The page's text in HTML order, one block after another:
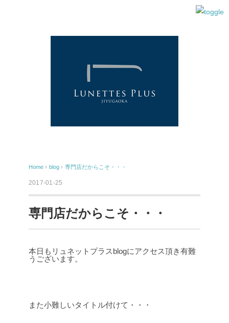
Home › blog › 専門店だからこそ・・・
2017-01-25
専門店だからこそ・・・
本日もリュネットプラスblogにアクセス頂き有難
うございます。
また小難しいタイトル付けて・・・